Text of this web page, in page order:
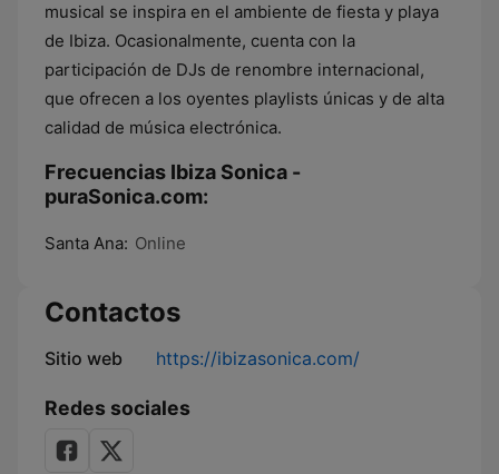
musical se inspira en el ambiente de fiesta y playa
de Ibiza. Ocasionalmente, cuenta con la
participación de DJs de renombre internacional,
que ofrecen a los oyentes playlists únicas y de alta
calidad de música electrónica.
Frecuencias Ibiza Sonica -
puraSonica.com:
Santa Ana: Online
Contactos
Sitio web https://ibizasonica.com/
Redes sociales